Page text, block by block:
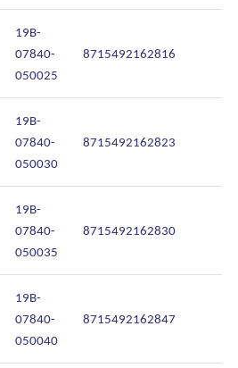
19B-
07840-
050025
8715492162816
19B-
07840-
050030
8715492162823
19B-
07840-
050035
8715492162830
19B-
07840-
050040
8715492162847